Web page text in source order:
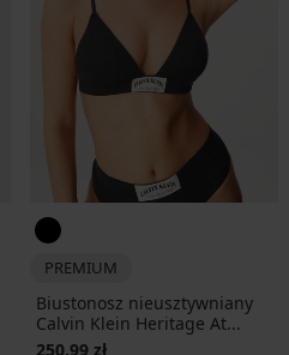
PREMIUM
Biustonosz nieusztywniany
Calvin Klein Heritage At...
250,99 zł